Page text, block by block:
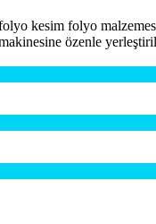
kesim folyo
özenle